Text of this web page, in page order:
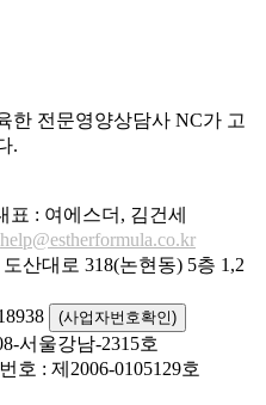
한 전문영양상담사 NC가 고
.
표 : 여에스더, 김건세
help@estherformula.co.kr
산대로 318(논현동) 5층 1,2
(사업자번호확인)
서울강남-2315호
호 : 제2006-0105129호